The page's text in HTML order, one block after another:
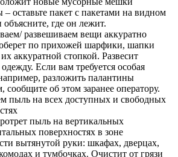
– оставьте пакет с пакетами на видном
объясните, где он лежит.
развешиваем вещи аккуратно
по прихожей шарфики, шапки
аккуратной стопкой. Развесит
Если вам требуется особая
разложить палантины
сообщите об этом заранее оператору.
пыль на всех доступных и свободных
пыль на вертикальных
поверхностях в зоне
вытянутой руки: шкафах, дверцах,
и тумбочках. Очистит от грязи